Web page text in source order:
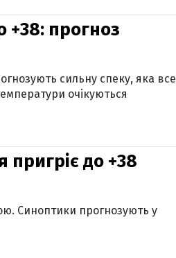
+38: прогноз
сильну спеку, яка все
очікуються
пригріє до +38
Синоптики прогнозують у